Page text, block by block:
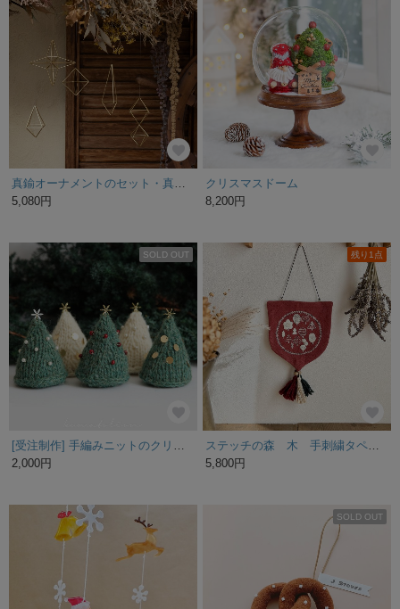
5,080円
クリスマスドーム
8,200円
SOLD OUT
2,000円
残り1点
5,800円
SOLD OUT